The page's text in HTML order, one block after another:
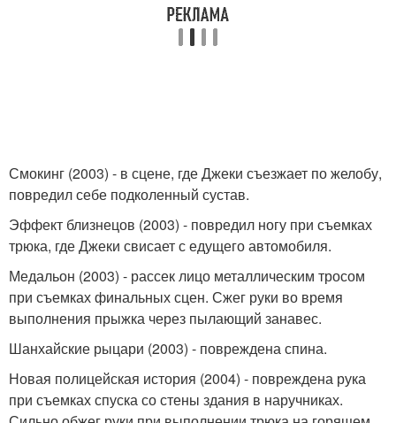
Смокинг (2003) - в сцене, где Джеки съезжает по желобу,
повредил себе подколенный сустав.
Эффект близнецов (2003) - повредил ногу при съемках
трюка, где Джеки свисает с едущего автомобиля.
Медальон (2003) - рассек лицо металлическим тросом
при съемках финальных сцен. Сжег руки во время
выполнения прыжка через пылающий занавес.
Шанхайские рыцари (2003) - повреждена спина.
Новая полицейская история (2004) - повреждена рука
при съемках спуска со стены здания в наручниках.